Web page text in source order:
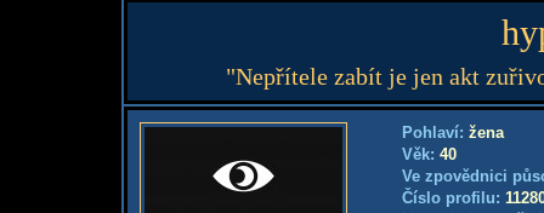
"Nepřítele zabít je jen akt
Pohlaví: žena
Věk: 40
Ve zpovědnici
Číslo profilu: